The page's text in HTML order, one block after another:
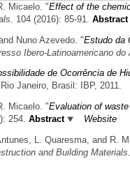
Micaelo. "Effect of the
. 104 (2016): 85-91. Abstract
Nuno Azevedo. "Estudo da
Ibero-Latinoamericano do
de Ocorrência de
Janeiro, Brasil: IBP, 2011.
Micaelo. "Evaluation of
254. Abstract
Website
L. Quaresma, and R.
and Building Materials